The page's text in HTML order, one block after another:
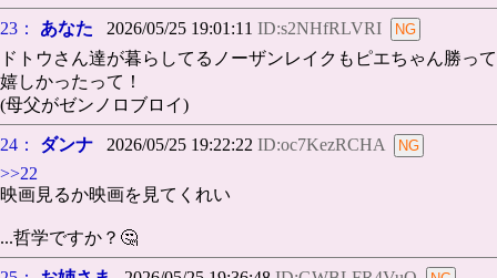
23： あなた 2026/05/25 19:01:11 ID:s2NHfRLVRI
ドトウさん達が暮らしてるノーザンレイクもピエちゃん勝って
嬉しかったって！
(母父がゼンノロブロイ)
24： ダンナ 2026/05/25 19:22:22 ID:oc7KezRCHA
>>22
映画見るか映画を見てくれい
...哲学ですか？🤔